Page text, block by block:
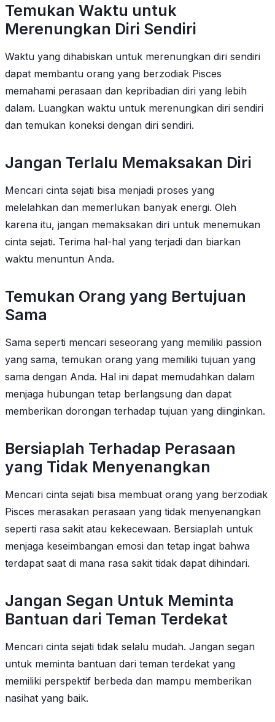
Temukan Waktu untuk
Merenungkan Diri Sendiri
Waktu yang dihabiskan untuk merenungkan diri sendiri
dapat membantu orang yang berzodiak Pisces
memahami perasaan dan kepribadian diri yang lebih
dalam. Luangkan waktu untuk merenungkan diri sendiri
dan temukan koneksi dengan diri sendiri.
Jangan Terlalu Memaksakan Diri
Mencari cinta sejati bisa menjadi proses yang
melelahkan dan memerlukan banyak energi. Oleh
karena itu, jangan memaksakan diri untuk menemukan
cinta sejati. Terima hal-hal yang terjadi dan biarkan
waktu menuntun Anda.
Temukan Orang yang Bertujuan
Sama
Sama seperti mencari seseorang yang memiliki passion
yang sama, temukan orang yang memiliki tujuan yang
sama dengan Anda. Hal ini dapat memudahkan dalam
menjaga hubungan tetap berlangsung dan dapat
memberikan dorongan terhadap tujuan yang diinginkan.
Bersiaplah Terhadap Perasaan
yang Tidak Menyenangkan
Mencari cinta sejati bisa membuat orang yang berzodiak
Pisces merasakan perasaan yang tidak menyenangkan
seperti rasa sakit atau kekecewaan. Bersiaplah untuk
menjaga keseimbangan emosi dan tetap ingat bahwa
terdapat saat di mana rasa sakit tidak dapat dihindari.
Jangan Segan Untuk Meminta
Bantuan dari Teman Terdekat
Mencari cinta sejati tidak selalu mudah. Jangan segan
untuk meminta bantuan dari teman terdekat yang
memiliki perspektif berbeda dan mampu memberikan
nasihat yang baik.